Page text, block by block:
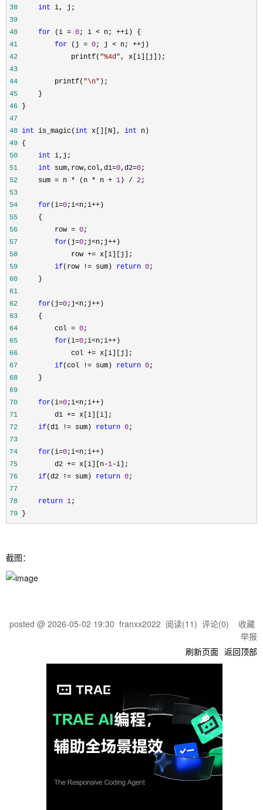
38
int
39
40
for (i = 0; i < n; ++
41
for (j = 0; j < n; ++
42
             printf(
"%4d"
43
44
         printf(
"\n"
45
46
47
48 int is_magic(int x[][N], int
49
50
int
51
int sum,row,col,d1=0,d2=0
52
     sum = n * (n * n +
1 ) / 2
53
54
for(i=0;i<n;i++
55
56
         row =
0
57
for(j=0;j<n;j++
58
             row +=
59
if(row != sum) return 0
60
61
62
for(j=0;j<n;j++
63
64
         col =
0
65
for(i=0;i<n;i++
66
             col +=
67
if(col != sum) return 0
68
69
70
for(i=0;i<n;i++
71
         d1 +=
72
if(d1 != sum) return 0
73
74
for(i=0;i<n;i++
75
         d2 += x[i][n-
1-
76
if(d2 != sum) return 0
77
78
return 1
79 }
截图：
posted @ 2026-05-02 19:30 franxx2022 阅读(11) 评论(0) 收藏
举报
刷新页面 返回顶部